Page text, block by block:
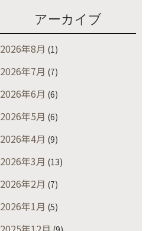
アーカイブ
2026年8月 (1)
2026年7月 (7)
2026年6月 (6)
2026年5月 (6)
2026年4月 (9)
2026年3月 (13)
2026年2月 (7)
2026年1月 (5)